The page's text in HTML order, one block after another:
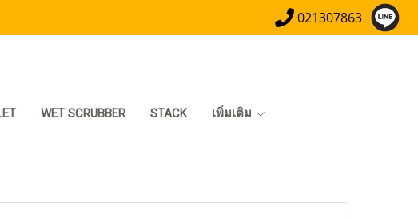
021307863
WET SCRUBBER STACK เพิ่มเติม